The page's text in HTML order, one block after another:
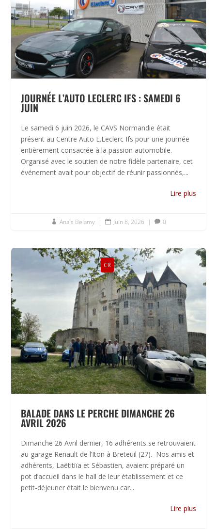
JOURNÉE L’AUTO LECLERC IFS : SAMEDI 6
JUIN
Le samedi 6 juin 2026, le CAVS Normandie était
présent au Centre Auto E.Leclerc Ifs pour une journée
entièrement consacrée à la passion automobile.
Organisé avec le soutien de notre fidèle partenaire, cet
événement avait pour objectif de réunir passionnés,...
Lire plus
 Anaïs Belamy |  Juin 8, 2026 |  0
CR
BALADE DANS LE PERCHE DIMANCHE 26
AVRIL 2026
Dimanche 26 Avril dernier, 16 adhérents se retrouvaient
au garage Renault de l’Iton à Breteuil (27). Nos amis et
adhérents, Laëtitiïa et Sébastien, avaient préparé un
pot d’accueil dans le hall de leur établissement et ce
petit-déjeuner était le bienvenu car...
Lire plus